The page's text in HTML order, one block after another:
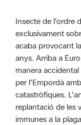
Insecte de l'ordre
exclusivament
acaba provocant
anys. Arriba a
manera
per l'Empordà
catastròfiques.
replantació de les
immunes a la